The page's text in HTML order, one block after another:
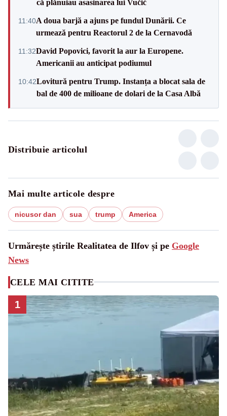
că plănuiau asasinarea lui Vučić
11:40A doua barjă a ajuns pe fundul Dunării. Ce
urmează pentru Reactorul 2 de la Cernavodă
11:32David Popovici, favorit la aur la Europene.
Americanii au anticipat podiumul
10:42Lovitură pentru Trump. Instanța a blocat sala de
bal de 400 de milioane de dolari de la Casa Albă
Distribuie articolul
Mai multe articole despre
nicusor dan sua trump America
Urmărește știrile Realitatea de Ilfov și pe Google
News
CELE MAI CITITE
1